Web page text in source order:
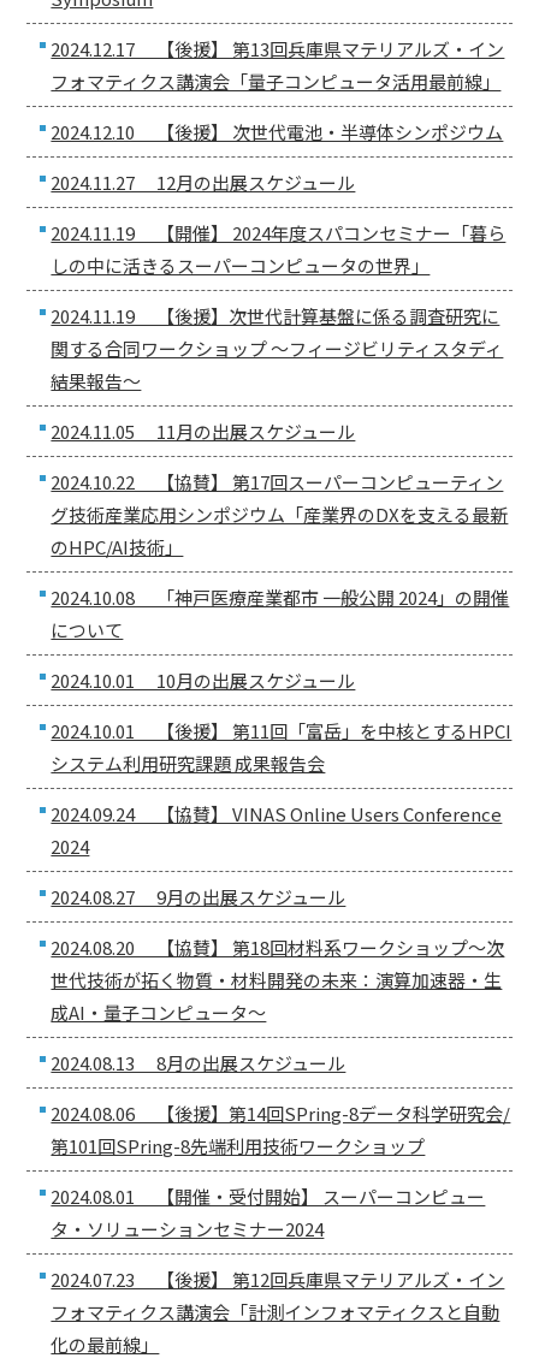
2024.12.17 【後援】 第13回兵庫県マテリアルズ・イン
フォマティクス講演会「量子コンピュータ活用最前線」
2024.12.10 【後援】 次世代電池・半導体シンポジウム
2024.11.27 12月の出展スケジュール
2024.11.19 【開催】 2024年度スパコンセミナー「暮ら
しの中に活きるスーパーコンピュータの世界」
2024.11.19 【後援】次世代計算基盤に係る調査研究に
関する合同ワークショップ ～フィージビリティスタディ
結果報告～
2024.11.05 11月の出展スケジュール
2024.10.22 【協賛】 第17回スーパーコンピューティン
グ技術産業応用シンポジウム「産業界のDXを支える最新
のHPC/AI技術」
2024.10.08 「神戸医療産業都市 一般公開 2024」の開催
について
2024.10.01 10月の出展スケジュール
2024.10.01 【後援】 第11回「富岳」を中核とするHPCI
システム利用研究課題 成果報告会
2024.09.24 【協賛】 VINAS Online Users Conference
2024
2024.08.27 9月の出展スケジュール
2024.08.20 【協賛】 第18回材料系ワークショップ〜次
世代技術が拓く物質・材料開発の未来：演算加速器・生
成AI・量子コンピュータ〜
2024.08.13 8月の出展スケジュール
2024.08.06 【後援】第14回SPring-8データ科学研究会/
第101回SPring-8先端利用技術ワークショップ
2024.08.01 【開催・受付開始】 スーパーコンピュー
タ・ソリューションセミナー2024
2024.07.23 【後援】 第12回兵庫県マテリアルズ・イン
フォマティクス講演会「計測インフォマティクスと自動
化の最前線」